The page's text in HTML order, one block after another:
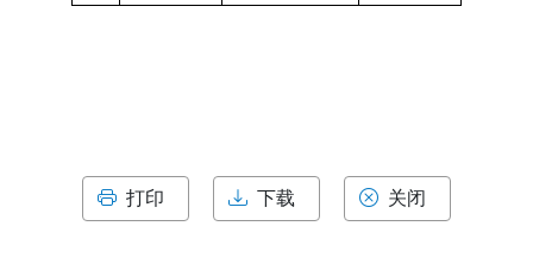
打印 下载 关闭